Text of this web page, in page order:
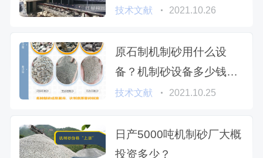
技术文献 2021.10.26
原石制机制砂用什么设
备？机制砂设备多少钱一
台？
技术文献 2021.10.25
日产5000吨机制砂厂大概
投资多少？